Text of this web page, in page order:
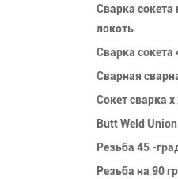
Сварка сокета
локоть
Сварка сокета
Сварная
Сокет сварка
Butt Weld Union
Резьба 45 -
Резьба на 90